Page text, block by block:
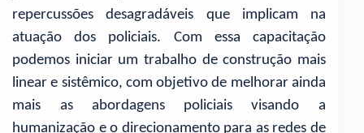
repercussões desagradáveis que implicam na
atuação dos policiais. Com essa capacitação
podemos iniciar um trabalho de construção mais
linear e sistêmico, com objetivo de melhorar ainda
mais as abordagens policiais visando a
humanização e o direcionamento para as redes de